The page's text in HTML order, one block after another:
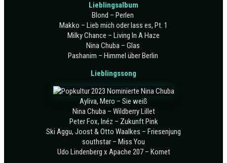
Lieblingsalbum
Blond – Perlen
Makko – Lieb mich oder lass es, Pt. 1
Milky Chance – Living In A Haze
Nina Chuba – Glas
Pashanim – Himmel über Berlin
Lieblingssong
Ayliva, Mero – Sie weiß
Nina Chuba – Wildberry Lillet
Peter Fox, Inéz – Zukunft Pink
Ski Aggu, Joost & Otto Waalkes – Friesenjung
southstar – Miss You
Udo Lindenberg x Apache 207 – Komet